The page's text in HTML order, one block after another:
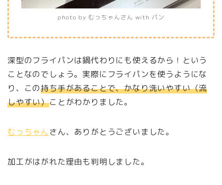
photo by むっちゃんさん with パン
深型のフライパンは鍋代わりにも使えるから！という
ことなのでしょう。実際にフライパンを使うようにな
り、この持ち手があることで、かなり洗いやすい（流
しやすい）ことがわかりました。
むっちゃんさん、ありがとうございました。
加工がはがれた理由も判明しました。